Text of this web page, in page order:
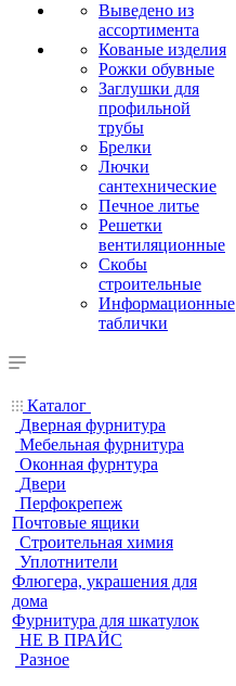
Выведено из
ассортимента
Кованые изделия
Рожки обувные
Заглушки для
профильной
трубы
Брелки
Лючки
сантехнические
Печное литье
Решетки
вентиляционные
Скобы
строительные
Информационные
таблички
Каталог
Дверная фурнитура
Мебельная фурнитура
Оконная фурнтура
Двери
Перфокрепеж
Почтовые ящики
Строительная химия
Уплотнители
Флюгера, украшения для
дома
Фурнитура для шкатулок
НЕ В ПРАЙС
Разное